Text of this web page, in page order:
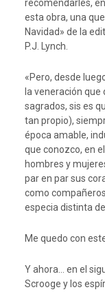
recomendarles,
esta obra, una
Navidad» de la
P.J. Lynch.
«Pero, desde
la veneración
sagrados, sis es
tan propio),
época amable,
que conozco, en
hombres y
par en par sus
como
especia distinta
Me quedo con
Y ahora… en el
Scrooge y los